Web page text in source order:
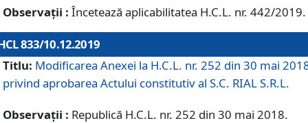
Observații : Încetează aplicabilitatea H.C.L. nr. 442/2019.
833/10.12.2019
Titlu: Modificarea Anexei la H.C.L. nr. 252 din 30 mai
privind aprobarea Actului constitutiv al S.C. RIAL S.R.L.
Observații : Republică H.C.L. nr. 252 din 30 mai 2018.